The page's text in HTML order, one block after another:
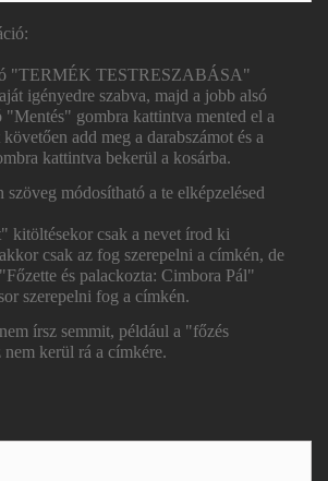
"TERMÉK TESTRESZABÁSA"
igényedre szabva, majd a jobb alsó
"Mentés" gombra kattintva mented el a
add meg a darabszámot és a
kattintva bekerül a kosárba.
módosítható a te elképzelésed
kitöltésekor csak a nevet írod ki
csak az fog szerepelni a címkén, de
és palackozta: Cimbora Pál"
szerepelni fog a címkén.
írsz semmit, például a "főzés
kerül rá a címkére.